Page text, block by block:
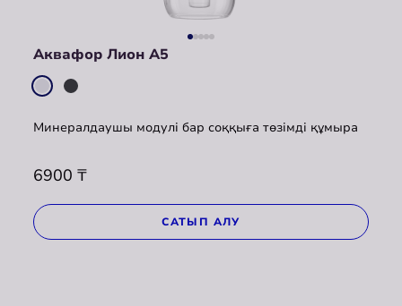
Аквафор Лион А5
Минералдаушы модулі бар соққыға төзімді құмыра
6900 ₸
САТЫП АЛУ